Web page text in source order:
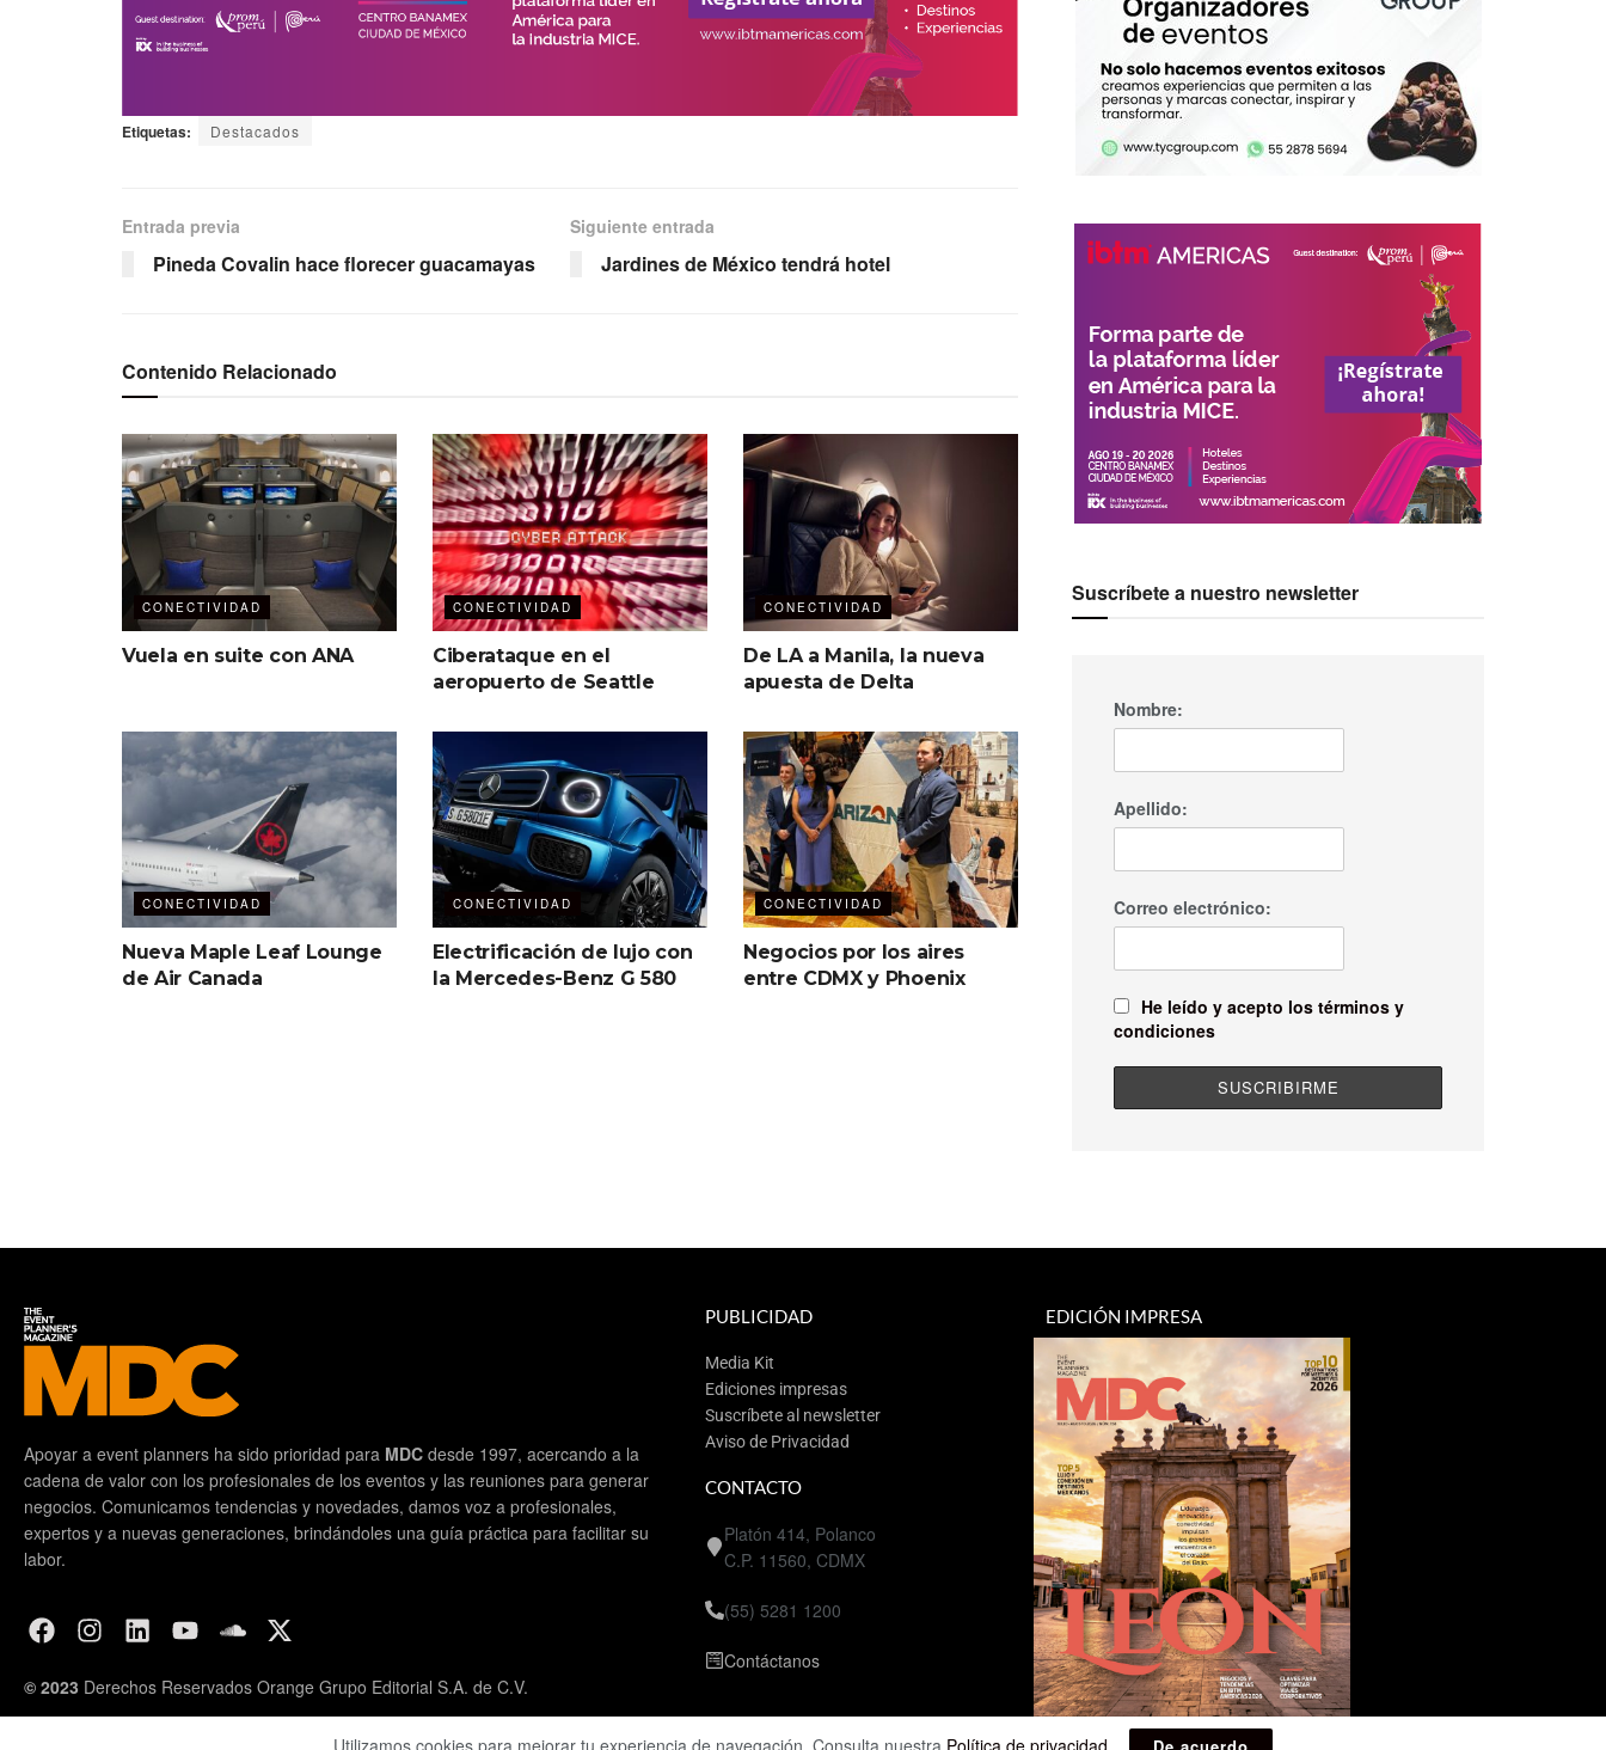
Etiquetas: Destacados
Entrada previa
Pineda Covalin hace florecer guacamayas
Siguiente entrada
Jardines de México tendrá hotel
Contenido Relacionado
CONECTIVIDAD
Vuela en suite con ANA
CONECTIVIDAD
Ciberataque en el
aeropuerto de Seattle
CONECTIVIDAD
De LA a Manila, la nueva
apuesta de Delta
CONECTIVIDAD
Nueva Maple Leaf Lounge
de Air Canada
CONECTIVIDAD
Electrificación de lujo con
la Mercedes-Benz G 580
CONECTIVIDAD
Negocios por los aires
entre CDMX y Phoenix
Suscríbete a nuestro newsletter
Nombre:
Apellido:
Correo electrónico:
He leído y acepto los términos y
condiciones
Apoyar a event planners ha sido prioridad para MDC desde 1997, acercando a la
cadena de valor con los profesionales de los eventos y las reuniones para generar
negocios. Comunicamos tendencias y novedades, damos voz a profesionales,
expertos y a nuevas generaciones, brindándoles una guía práctica para facilitar su
labor.
© 2023 Derechos Reservados Orange Grupo Editorial S.A. de C.V.
PUBLICIDAD
Media Kit
Ediciones impresas
Suscríbete al newsletter
Aviso de Privacidad
CONTACTO
Platón 414, Polanco
C.P. 11560, CDMX
(55) 5281 1200
Contáctanos
EDICIÓN IMPRESA
Utilizamos cookies para mejorar tu experiencia de navegación. Consulta nuestra Política de privacidad